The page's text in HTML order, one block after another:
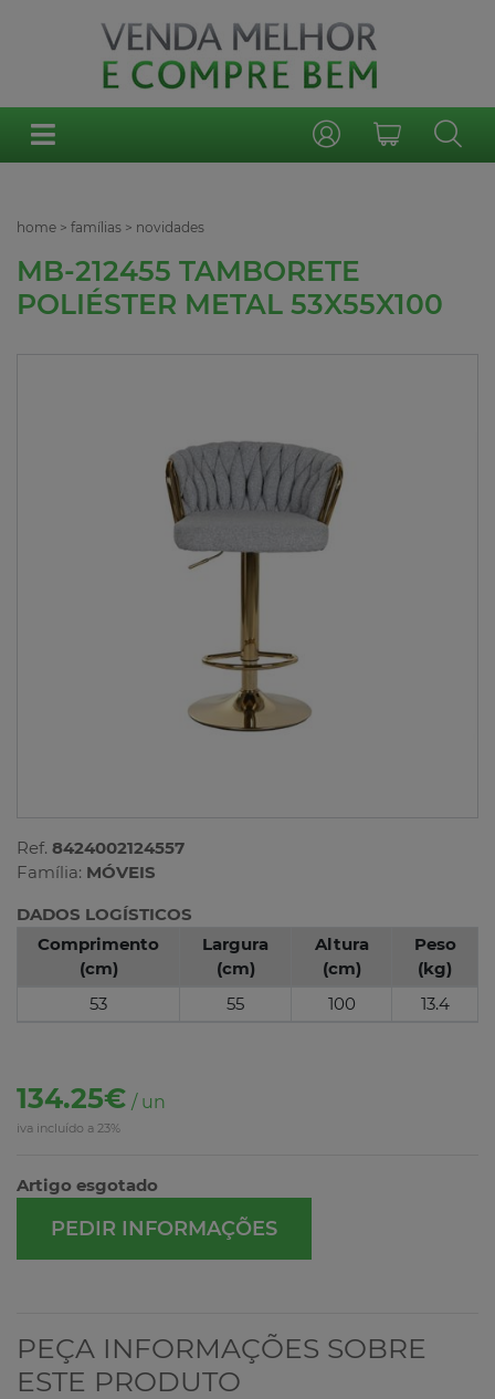
home > famílias > novidades
MB-212455 TAMBORETE
POLIÉSTER METAL 53X55X100
Ref. 8424002124557
Família: MÓVEIS
DADOS LOGÍSTICOS
Comprimento
(cm)
Largura
(cm)
Altura
(cm)
Peso
(kg)
53
55 100 13.4
134.25€ / un
iva incluído a 23%
Artigo esgotado
PEDIR INFORMAÇÕES
PEÇA INFORMAÇÕES SOBRE
ESTE PRODUTO